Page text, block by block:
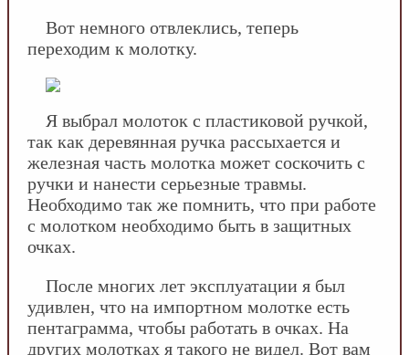
Вот немного отвлеклись, теперь
переходим к молотку.
Я выбрал молоток с пластиковой ручкой,
так как деревянная ручка рассыхается и
железная часть молотка может соскочить с
ручки и нанести серьезные травмы.
Необходимо так же помнить, что при работе
с молотком необходимо быть в защитных
очках.
После многих лет эксплуатации я был
удивлен, что на импортном молотке есть
пентаграмма, чтобы работать в очках. На
других молотках я такого не видел. Вот вам